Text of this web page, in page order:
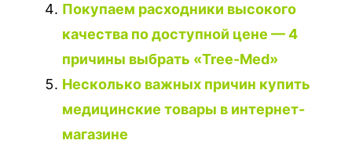
Покупаем расходники высокого
качества по доступной цене — 4
причины выбрать «Tree-Med»
Несколько важных причин купить
медицинские товары в интернет-
магазине